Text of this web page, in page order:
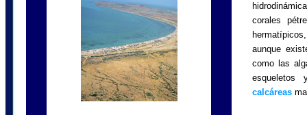
corales
aunque
como las
esqueletos
calcáreas